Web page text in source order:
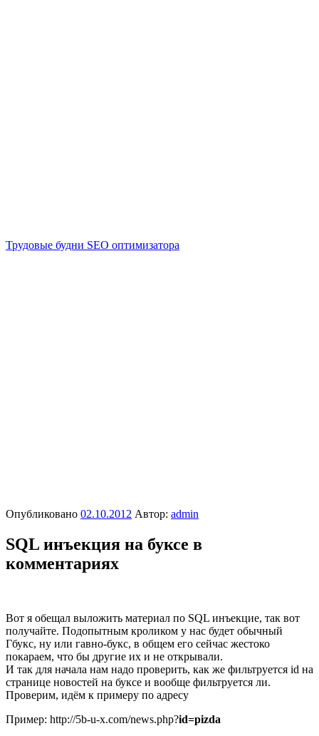
Трудовые будни SEO оптимизатора
Опубликовано 02.10.2012 Автор: admin
SQL инъекция на буксе в
комментариях
Вот я обещал выложить материал по SQL инъекцие, так вот
получайте. Подопытным кроликом у нас будет обычный
Гбукс, ну или гавно-букс, в общем его сейчас жестоко
покараем, что бы другие их и не открывали.
И так для начала нам надо проверить, как же фильтруется id на
странице новостей на буксе и вообще фильтруется ли.
Проверим, идём к примеру по адресу
Пример: http://5b-u-x.com/news.php?id=pizda